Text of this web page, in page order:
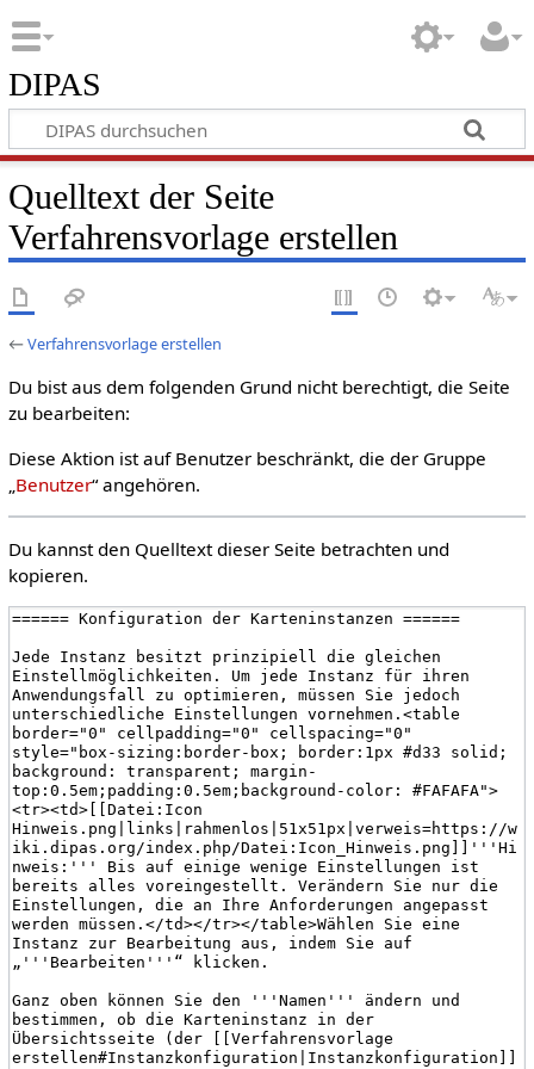
DIPAS
Quelltext der Seite
Verfahrensvorlage erstellen
←Verfahrensvorlage erstellen
Du bist aus dem folgenden Grund nicht berechtigt, die Seite
zu bearbeiten:
Diese Aktion ist auf Benutzer beschränkt, die der Gruppe
Benutzer“ angehören.
Du kannst den Quelltext dieser Seite betrachten und
kopieren.